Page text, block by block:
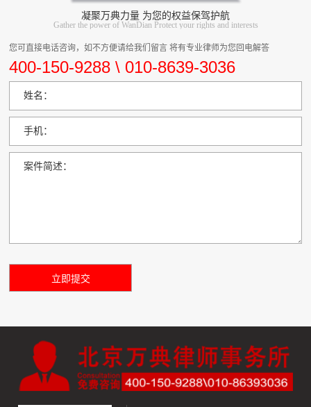
凝聚万典力量 为您的权益保驾护航
Gather the power of WanDian Protect your rights and interests
您可直接电话咨询，如不方便请给我们留言 将有专业律师为您回电解答
400-150-9288 \ 010-8639-3036
姓名：
手机：
案件简述：